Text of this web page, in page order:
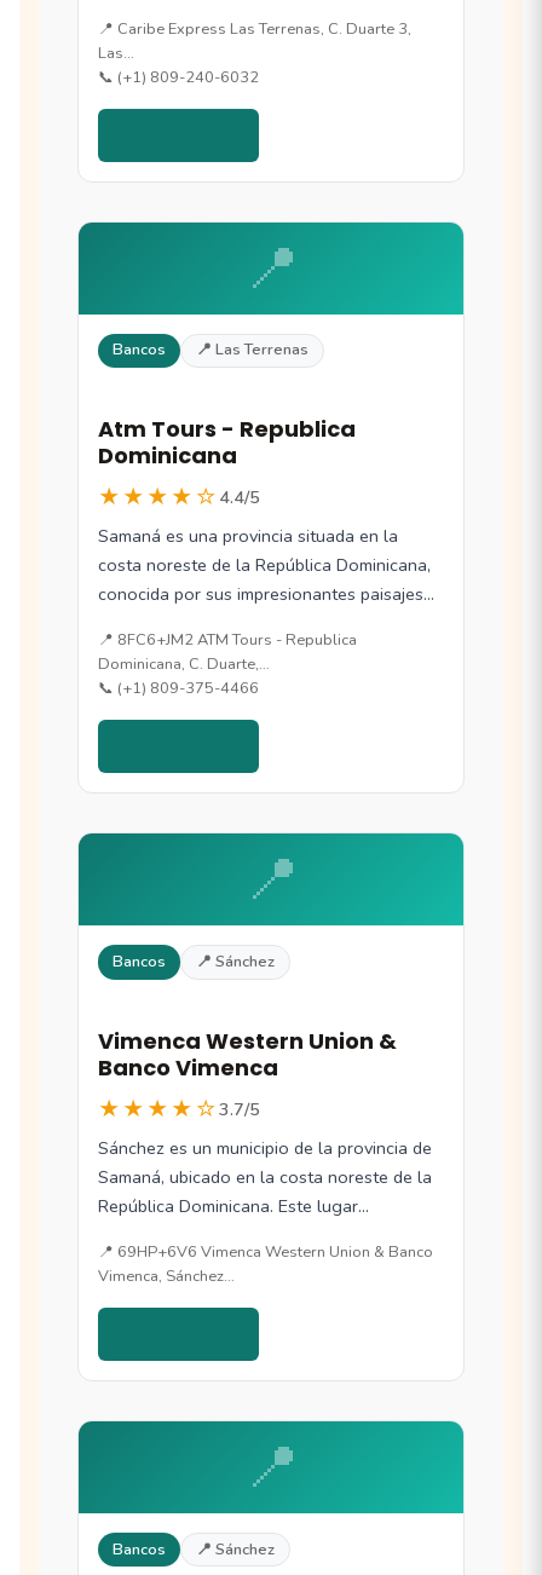
📍 Caribe Express Las Terrenas, C. Duarte 3,
Las…
📞 (+1) 809-240-6032
📍
Bancos 📍 Las Terrenas
Atm Tours - Republica
Dominicana
★★★★☆ 4.4/5
Samaná es una provincia situada en la
costa noreste de la República Dominicana,
conocida por sus impresionantes paisajes
📍 8FC6+JM2 ATM Tours - Republica
Dominicana, C. Duarte,…
📞 (+1) 809-375-4466
📍
Bancos 📍 Sánchez
Vimenca Western Union &
Banco Vimenca
★★★★☆3.7/5
Sánchez es un municipio de la provincia de
Samaná, ubicado en la costa noreste de la
República Dominicana. Este lugar…
📍 69HP+6V6 Vimenca Western Union & Banco
Vimenca, Sánchez…
📍
Bancos 📍 Sánchez